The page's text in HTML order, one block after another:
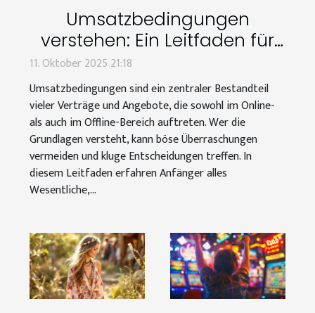
Umsatzbedingungen
verstehen: Ein Leitfaden für
Anfänger
11. Oktober 2025 21:18
Umsatzbedingungen sind ein zentraler Bestandteil
vieler Verträge und Angebote, die sowohl im Online-
als auch im Offline-Bereich auftreten. Wer die
Grundlagen versteht, kann böse Überraschungen
vermeiden und kluge Entscheidungen treffen. In
diesem Leitfaden erfahren Anfänger alles
Wesentliche,...